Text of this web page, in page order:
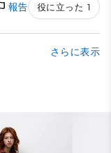
報告 役に立った 1
さらに表示